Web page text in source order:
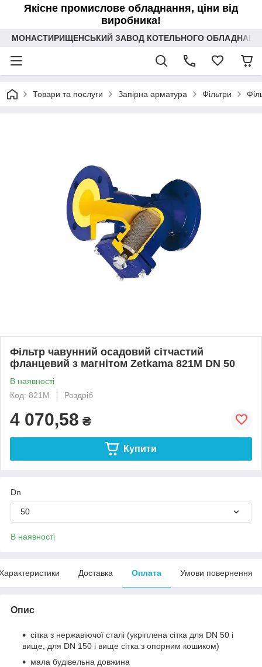
Якісне промислове обладнання, ціни від
виробника!
МОНАСТИРИЩЕНСЬКИЙ ЗАВОД КОТЕЛЬНОГО
Товари та послуги Запірна арматура Фільтри
Фільтр чавунний осадовий сітчастий
фланцевий з магнітом Zetkama 821M DN 50
В наявності
Код: 821M
Роздріб
4 070,58 ₴
Купити
Dn
50
В наявності
Доставка Оплата Умови повернення
Опис
сітка з нержавіючої сталі (укріплена сітка для DN 50 і
вище, для DN 150 і вище сітка з опорним кошиком)
мала будівельна довжина